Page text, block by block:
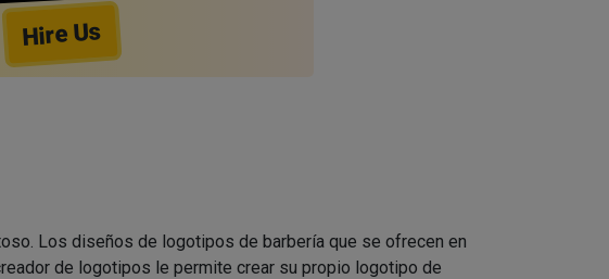
Hire Us
Los diseños de logotipos de barbería que se ofrecen en
de logotipos le permite crear su propio logotipo de